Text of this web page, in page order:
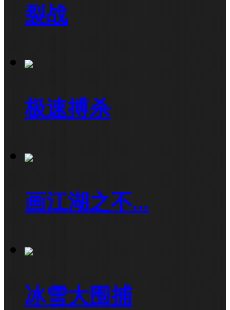
裂战
极速搏杀
画江湖之不...
冰雪大围捕